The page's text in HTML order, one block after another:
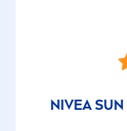
NIVEA SUN